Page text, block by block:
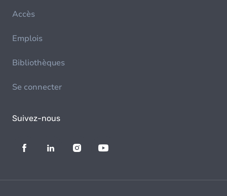
Accès
Emplois
Bibliothèques
Se connecter
Suivez-nous